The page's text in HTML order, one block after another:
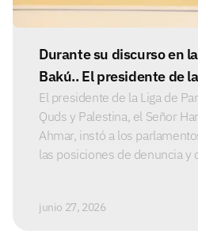
Durante su discurso en
Bakú.. El presidente de
formación de una
islámica para romper el
El presidente de la Liga de
Quds y Palestina, el Señor
Ahmar, instó a los
las posiciones de denuncia y
junio 27, 2026